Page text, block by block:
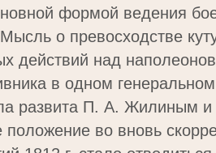
формой ведения
о превосходстве
действий над
в одном
развита П. А. Жилиным и
во вновь